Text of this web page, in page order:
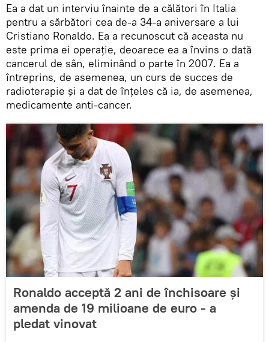
Ea a dat un interviu înainte de a călători în Italia
pentru a sărbători cea de-a 34-a aniversare a lui
Cristiano Ronaldo. Ea a recunoscut că aceasta nu
este prima ei operație, deoarece ea a învins o dată
cancerul de sân, eliminând o parte în 2007. Ea a
întreprins, de asemenea, un curs de succes de
radioterapie și a dat de înțeles că ia, de asemenea,
medicamente anti-cancer.
Ronaldo acceptă 2 ani de închisoare și
amenda de 19 milioane de euro - a
pledat vinovat